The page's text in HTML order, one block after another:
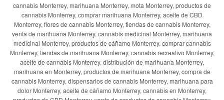
cannabis Monterrey, marihuana Monterrey, mota Monterrey, productos de
cannabis Monterrey, comprar marihuana Monterrey, aceite de CBD
Monterrey, flores de cannabis Monterrey, tiendas de cannabis Monterrey,
venta de marihuana Monterrey, cannabis medicinal Monterrey, marihuana
medicinal Monterrey, productos de cáñamo Monterrey, comprar cannabis
Monterrey, tiendas de marihuana Monterrey, cannabis recreativo Monterrey,
aceite de cannabis Monterrey, distribución de marihuana Monterrey,
marihuana en Monterrey, productos de marihuana Monterrey, compra de
cannabis Monterrey, dispensarios de cannabis Monterrey, marihuana para
dolor Monterrey, aceite de cáñamo Monterrey, cannabis en Monterrey,